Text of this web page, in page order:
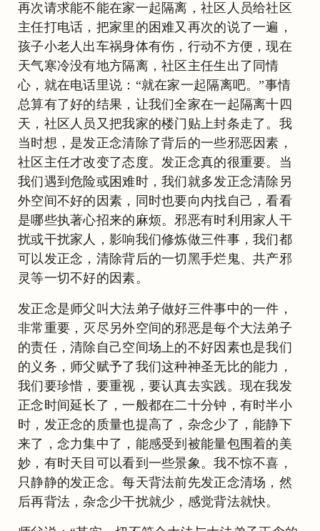
再次请求能不能在家一起隔离，社区人员给社区
主任打电话，把家里的困难又再次的说了一遍，
孩子小老人出车祸身体有伤，行动不方便，现在
天气寒冷没有地方隔离，社区主任生出了同情
心，就在电话里说：“就在家一起隔离吧。”事情
总算有了好的结果，让我们全家在一起隔离十四
天，社区人员又把我家的楼门贴上封条走了。我
当时想，是发正念清除了背后的一些邪恶因素，
社区主任才改变了态度。发正念真的很重要。当
我们遇到危险或困难时，我们就多发正念清除另
外空间不好的因素，同时也要向内找自己，看看
是哪些执著心招来的麻烦。邪恶有时利用家人干
扰或干扰家人，影响我们修炼做三件事，我们都
可以发正念，清除背后的一切黑手烂鬼、共产邪
灵等一切不好的因素。
发正念是师父叫大法弟子做好三件事中的一件，
非常重要，灭尽另外空间的邪恶是每个大法弟子
的责任，清除自己空间场上的不好因素也是我们
的义务，师父赋予了我们这种神圣无比的能力，
我们要珍惜，要重视，要认真去实践。现在我发
正念时间延长了，一般都在二十分钟，有时半小
时，发正念的质量也提高了，杂念少了，能静下
来了，念力集中了，能感受到被能量包围着的美
妙，有时天目可以看到一些景象。我不惊不喜，
只静静的发正念。每天背法前先发正念清场，然
后再背法，杂念少干扰就少，感觉背法就快。